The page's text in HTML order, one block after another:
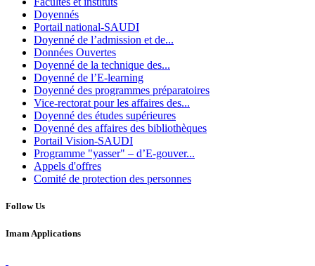
Doyennés
Portail national-SAUDI
Doyenné de l’admission et de...
Données Ouvertes
Doyenné de la technique des...
Doyenné de l’E-learning
Doyenné des programmes préparatoires
Vice-rectorat pour les affaires des...
Doyenné des études supérieures
Doyenné des affaires des bibliothèques
Portail Vision-SAUDI
Programme "yasser" – d’E-gouver...
Appels d'offres
Comité de protection des personnes
Follow Us
Imam Applications